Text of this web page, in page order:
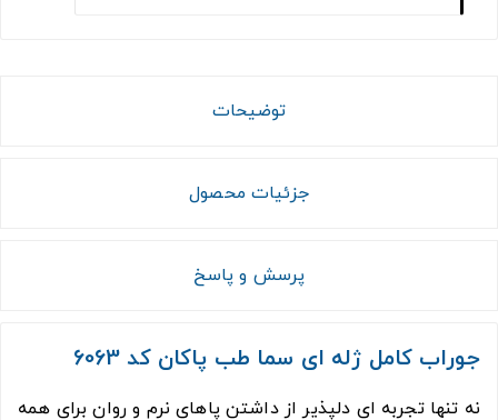
توضیحات
جزئیات محصول
پرسش و پاسخ
جوراب کامل ژله ای سما طب پاکان کد 6063
نه تنها تجربه ای دلپذیر از داشتن پاهای نرم و روان برای همه